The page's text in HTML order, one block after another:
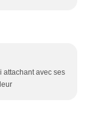
attachant avec ses